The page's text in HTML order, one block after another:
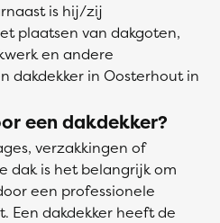
is hij/zij
plaatsen van dakgoten,
en andere
dakdekker in Oosterhout in
een dakdekker?
verzakkingen of
dak is het belangrijk om
een professionele
Een dakdekker heeft de